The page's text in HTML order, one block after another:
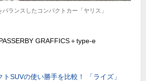
ランスしたコンパクトカー「ヤリス」
GRAFFICS＋type-e
トSUVの使い勝手を比較！ 「ライズ」